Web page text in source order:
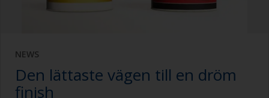
NEWS
Den lättaste vägen till en dröm
finish